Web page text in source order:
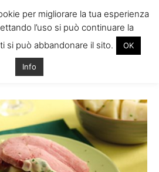
00022326-478
per migliorare la tua esperienza
l’uso si può continuare la
si può abbandonare il sito.
OK
Info